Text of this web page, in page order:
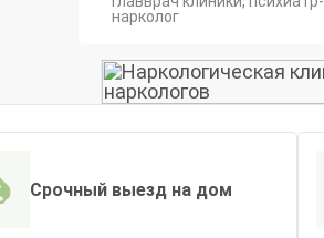
нарколог
Срочный выезд на дом